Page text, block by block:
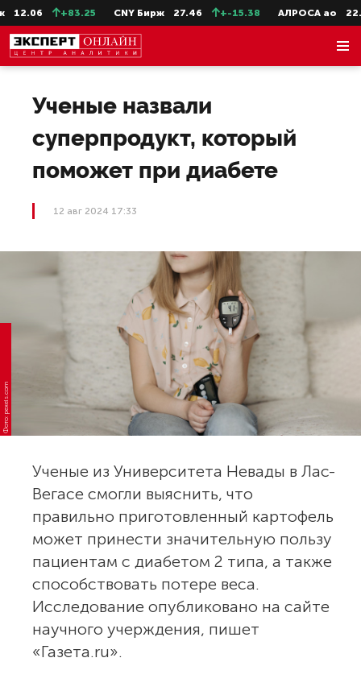
+83.25 CNY Бирж 27.46 +-15.38 АЛРОСА ао 22.99
Ученые назвали
суперпродукт, который
поможет при диабете
12 авг 2024 17:33
Фото: pexels.com
Ученые из Университета Невады в Лас-
Вегасе смогли выяснить, что
правильно приготовленный картофель
может принести значительную пользу
пациентам с диабетом 2 типа, а также
способствовать потере веса.
Исследование опубликовано на сайте
научного учерждения, пишет
«Газета.ru».